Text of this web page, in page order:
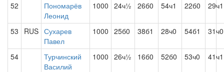
52
Пономарёв
Леонид
1000 24ч½ 26б0 54ч1 22б0 29ч1
53 RUS Сухарев
Павел
1000 25б0 38б1 28ч0 54б1 31ч0
54
Турчинский
Василий
1000 26ч½ 16б0 52б0 53ч0 41ч1